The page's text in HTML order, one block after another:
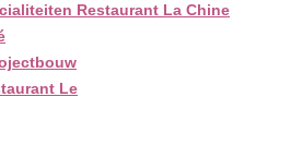
Restaurant La Chine
Le